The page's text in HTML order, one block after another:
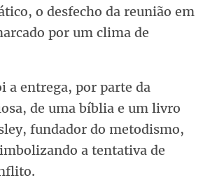
o desfecho da reunião em
por um clima de
a entrega, por parte da
de uma bíblia e um livro
fundador do metodismo,
a tentativa de